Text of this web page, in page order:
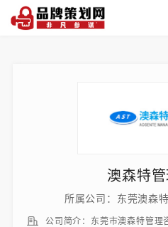
澳森特
所属公司：东莞澳森
公司简介：东莞市澳森特管理